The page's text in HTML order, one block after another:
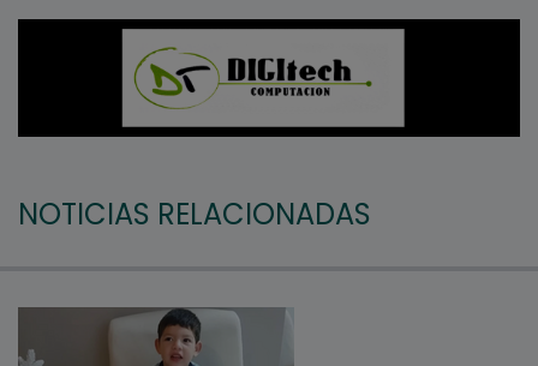
NOTICIAS RELACIONADAS